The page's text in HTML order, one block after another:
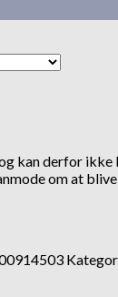
kan derfor ikke
om at